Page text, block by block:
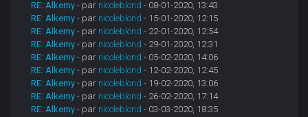
RE: Alkemy - par nicoleblond - 08-01-2020, 13:43
RE: Alkemy - par nicoleblond - 15-01-2020, 12:15
RE: Alkemy - par nicoleblond - 22-01-2020, 12:54
RE: Alkemy - par nicoleblond - 29-01-2020, 12:31
RE: Alkemy - par nicoleblond - 05-02-2020, 14:06
RE: Alkemy - par nicoleblond - 12-02-2020, 12:45
RE: Alkemy - par nicoleblond - 19-02-2020, 13:06
RE: Alkemy - par nicoleblond - 26-02-2020, 17:14
RE: Alkemy - par nicoleblond - 03-03-2020, 18:35